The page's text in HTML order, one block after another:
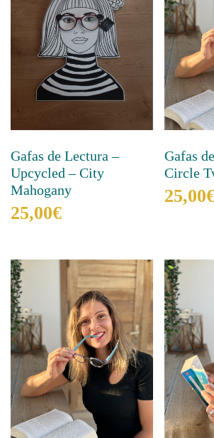
Gafas de Lectura –
Upcycled – City
Mahogany
25,00€
a
plusieurs
variations.
Les
options
peuvent
être
choisies
sur
la
page
du
Gafas
Circle
25,00
plusieurs
variations.
Les
options
peuvent
être
choisies
sur
la
page
du
produit